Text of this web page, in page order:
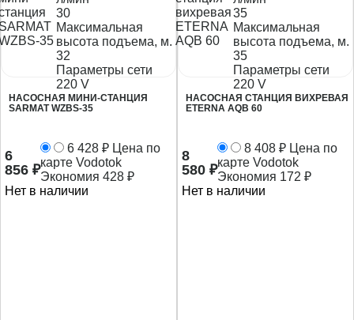
30
Максимальная
высота подъема, м.
32
Параметры сети
220 V
НАСОСНАЯ МИНИ-СТАНЦИЯ
SARMAT WZBS-35
6
856 ₽
6 428 ₽ Цена по
карте Vodotok
Экономия 428 ₽
Нет в наличии
35
Максимальная
высота подъема, м.
35
Параметры сети
220 V
НАСОСНАЯ СТАНЦИЯ ВИХРЕВАЯ
ETERNA AQB 60
8
580 ₽
8 408 ₽ Цена по
карте Vodotok
Экономия 172 ₽
Нет в наличии